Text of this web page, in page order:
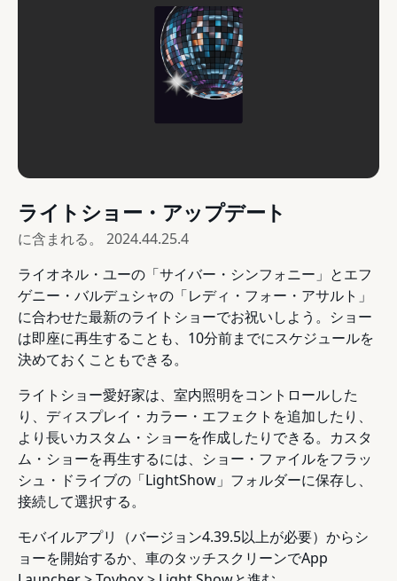
ライトショー・アップデート
に含まれる。 2024.44.25.4
ライオネル・ユーの「サイバー・シンフォニー」とエフ
ゲニー・バルデュシャの「レディ・フォー・アサルト」
に合わせた最新のライトショーでお祝いしよう。ショー
は即座に再生することも、10分前までにスケジュールを
決めておくこともできる。
ライトショー愛好家は、室内照明をコントロールした
り、ディスプレイ・カラー・エフェクトを追加したり、
より長いカスタム・ショーを作成したりできる。カスタ
ム・ショーを再生するには、ショー・ファイルをフラッ
シュ・ドライブの「LightShow」フォルダーに保存し、
接続して選択する。
モバイルアプリ（バージョン4.39.5以上が必要）からシ
ョーを開始するか、車のタッチスクリーンでApp